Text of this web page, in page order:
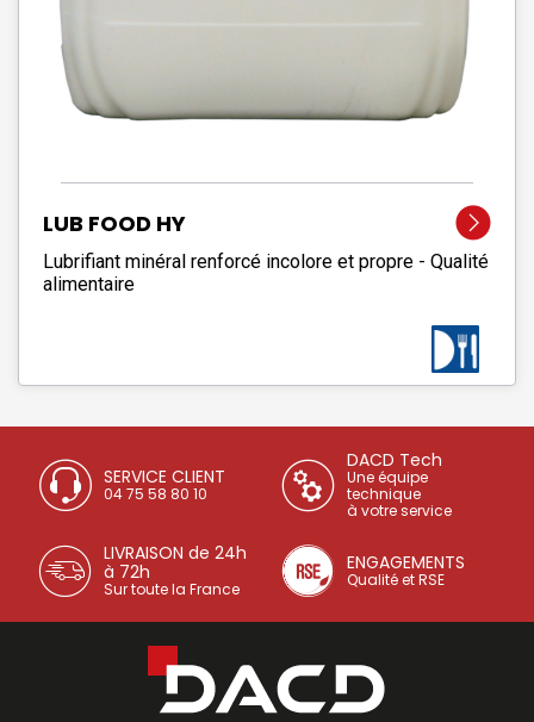
LUB FOOD HY
Lubrifiant minéral renforcé incolore et propre - Qualité
alimentaire
SERVICE CLIENT
04 75 58 80 10
DACD Tech
Une équipe
technique
à votre service
LIVRAISON de 24h
à 72h
Sur toute la France
ENGAGEMENTS
Qualité et RSE